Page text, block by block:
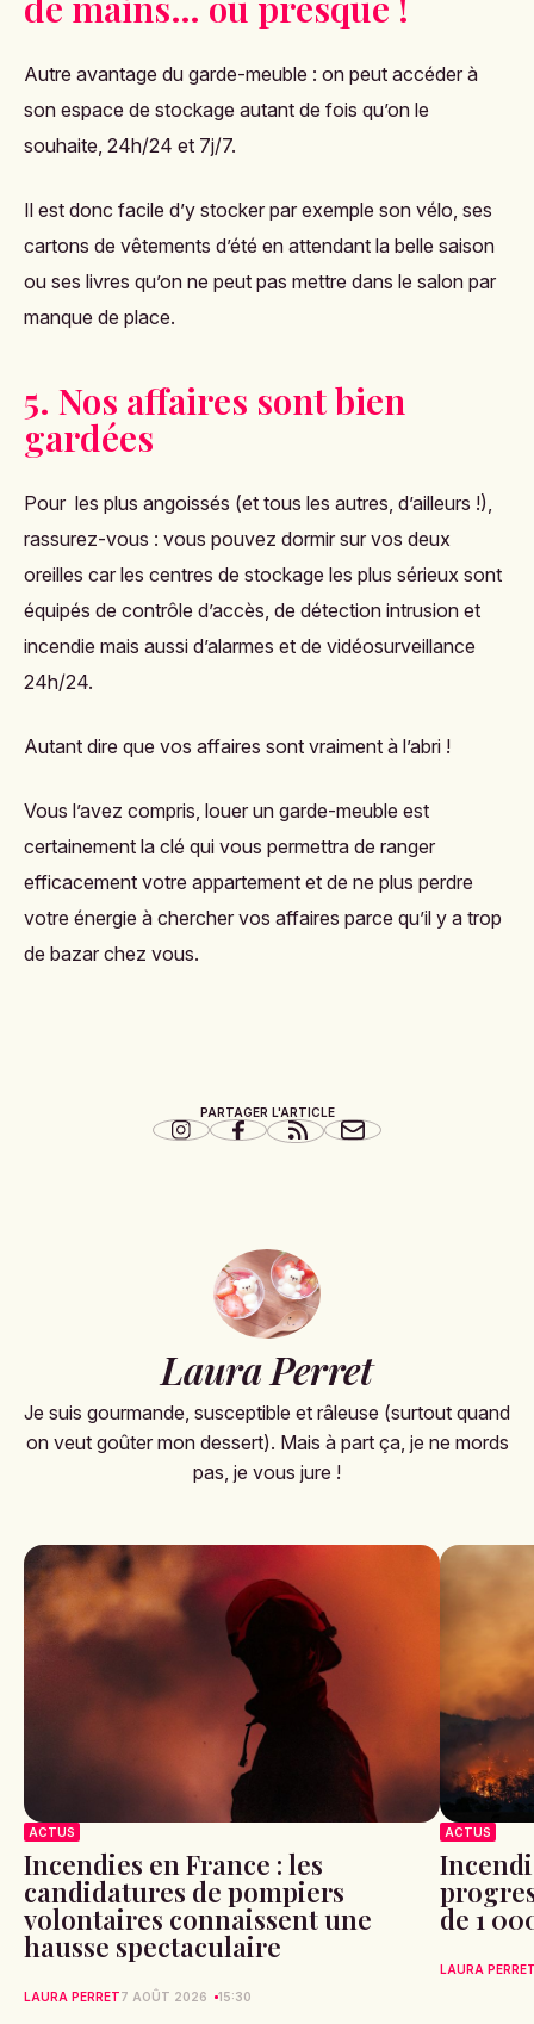
Autre avantage du garde-meuble : on peut accéder à
son espace de stockage autant de fois qu’on le
souhaite, 24h/24 et 7j/7.
Il est donc facile d’y stocker par exemple son vélo, ses
cartons de vêtements d’été en attendant la belle saison
ou ses livres qu’on ne peut pas mettre dans le salon par
manque de place.
5. Nos affaires sont bien
gardées
Pour les plus angoissés (et tous les autres, d’ailleurs !),
rassurez-vous : vous pouvez dormir sur vos deux
oreilles car les centres de stockage les plus sérieux sont
équipés de contrôle d’accès, de détection intrusion et
incendie mais aussi d’alarmes et de vidéosurveillance
24h/24.
Autant dire que vos affaires sont vraiment à l’abri !
Vous l’avez compris, louer un garde-meuble est
certainement la clé qui vous permettra de ranger
efficacement votre appartement et de ne plus perdre
votre énergie à chercher vos affaires parce qu’il y a trop
de bazar chez vous.
PARTAGER L'ARTICLE
Laura Perret
Je suis gourmande, susceptible et râleuse (surtout quand
on veut goûter mon dessert). Mais à part ça, je ne mords
pas, je vous jure !
ACTUS
Incendies en France : les
candidatures de pompiers
volontaires connaissent une
hausse spectaculaire
LAURA PERRET7 AOÛT 2026 15:30
ACTUS
de 1
LAURA